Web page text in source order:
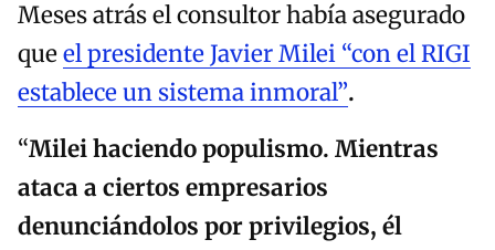
Meses atrás el consultor había asegurado
queel presidenteJavier Milei “con el RIGI
establece un sistema inmoral”.
“Milei haciendo populismo. Mientras
ataca a ciertos empresarios
denunciándolos por privilegios, él